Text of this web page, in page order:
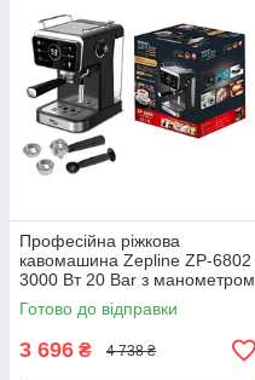
Професійна ріжкова
кавомашина Zepline ZP-6802
3000 Вт 20 Bar з манометром
Готово до відправки
3 696 ₴ 4 738 ₴